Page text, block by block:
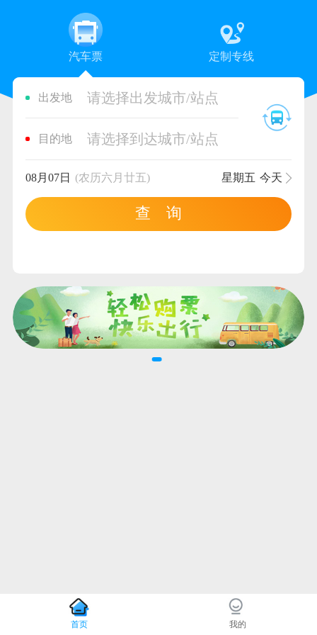
汽车票 定制专线
出发地 请选择出发城市/站点
目的地 请选择到达城市/站点
08月07日 (农历六月廿五) 星期五 今天
查 询
首页 我的